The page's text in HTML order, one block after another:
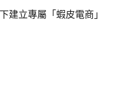
建立專屬「蝦皮電商」